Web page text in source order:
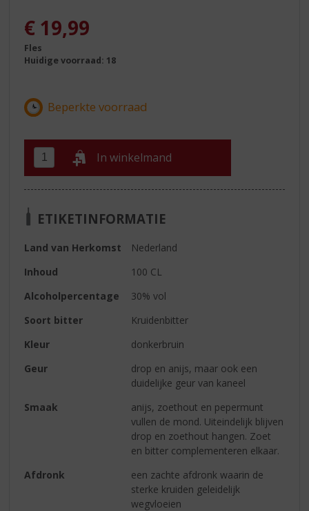
€ 19,99
Fles
Huidige voorraad: 18
In winkelmand
ETIKETINFORMATIE
Land van Herkomst
Nederland
Inhoud
100 CL
Alcoholpercentage
30% vol
Soort bitter
Kruidenbitter
Kleur
donkerbruin
Geur
drop en anijs, maar ook een
duidelijke geur van kaneel
Smaak
anijs, zoethout en pepermunt
vullen de mond. Uiteindelijk blijven
drop en zoethout hangen. Zoet
en bitter complementeren elkaar.
Afdronk
een zachte afdronk waarin de
sterke kruiden geleidelijk
wegvloeien